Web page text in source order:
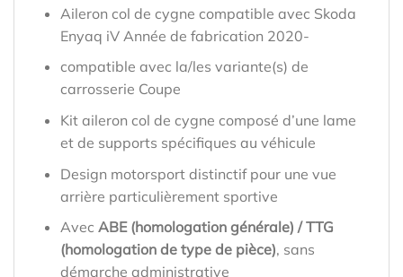
Aileron col de cygne compatible avec Skoda
Enyaq iV Année de fabrication 2020-
compatible avec la/les variante(s) de
carrosserie Coupe
Kit aileron col de cygne composé d’une lame
et de supports spécifiques au véhicule
Design motorsport distinctif pour une vue
arrière particulièrement sportive
Avec ABE (homologation générale) / TTG
(homologation de type de pièce), sans
démarche administrative